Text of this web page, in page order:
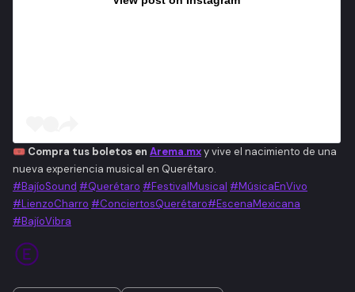
🎟️ Compra tus boletos en Arema.mxy vive el nacimiento de una
nueva experiencia musical en Querétaro.
#BajíoSound #Querétaro #FestivalMusical #MúsicaEnVivo
#LienzoCharro #ConciertosQuerétaro#EscenaMexicana
#BajíoVibra